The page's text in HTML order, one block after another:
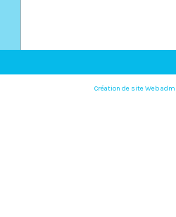
Création de site Web